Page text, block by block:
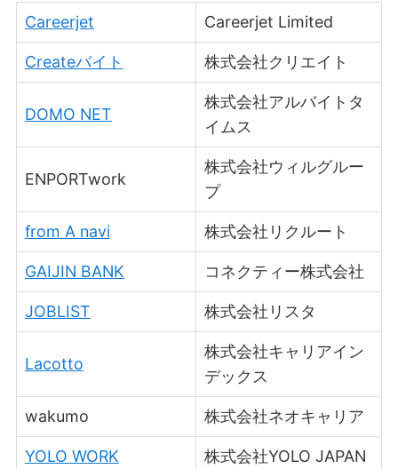
Careerjet Careerjet Limited
Createバイト 株式会社クリエイト
DOMO NET
株式会社アルバイトタ
イムス
ENPORTwork
株式会社ウィルグルー
プ
from A navi 株式会社リクルート
GAIJIN BANK コネクティー株式会社
JOBLIST 株式会社リスタ
Lacotto
株式会社キャリアイン
デックス
wakumo 株式会社ネオキャリア
YOLO WORK 株式会社YOLO JAPAN